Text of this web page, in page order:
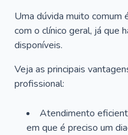
Uma dúvida muito comum
com o clínico geral, já que
disponíveis.
Veja as principais
profissional:
Atendimento
em que é preciso um